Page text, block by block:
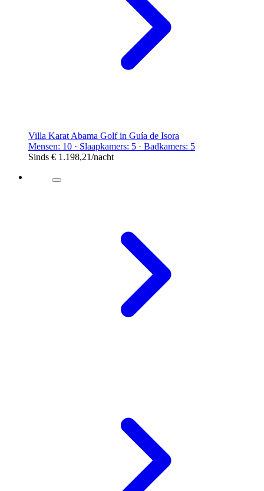
Villa Karat Abama Golf in Guía de Isora
Mensen: 10 · Slaapkamers: 5 · Badkamers: 5
Sinds € 1.198,21/nacht